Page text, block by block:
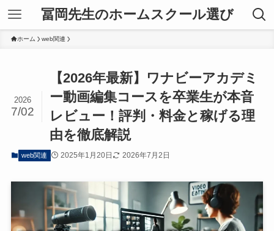
冨岡先生のホームスクール選び
ホーム web関連
【2026年最新】ワナビーアカデミ
ー動画編集コースを卒業生が本音
レビュー！評判・料金と稼げる理
由を徹底解説
2026
7/02
web関連 2025年1月20日 2026年7月2日